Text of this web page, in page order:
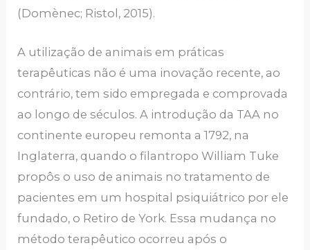
(Domènec; Ristol, 2015).
A utilização de animais em práticas
terapêuticas não é uma inovação recente, ao
contrário, tem sido empregada e comprovada
ao longo de séculos. A introdução da TAA no
continente europeu remonta a 1792, na
Inglaterra, quando o filantropo William Tuke
propôs o uso de animais no tratamento de
pacientes em um hospital psiquiátrico por ele
fundado, o Retiro de York. Essa mudança no
método terapêutico ocorreu após o